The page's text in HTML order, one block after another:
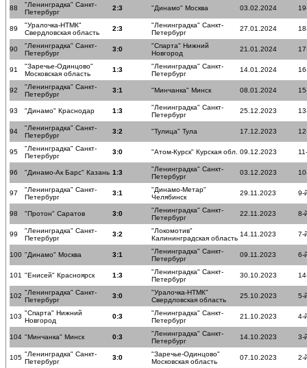
88
"Ленинградка" Санкт-
Петербург
2:3 "Динамо" Москва 03.02.2024
89
"Уралочка-НТМК"
Свердловская область
2:3
"Ленинградка" Санкт-
Петербург
27.01.2024
90
"Ленинградка" Санкт-
Петербург
3:0
"Спарта" Нижний
Новгород
21.01.2024
91
"Заречье-Одинцово"
Московская область
1:3
"Ленинградка" Санкт-
Петербург
14.01.2024
92
"Ленинградка" Санкт-
Петербург
3:1 "Минчанка" Минск 08.01.2024
93 "Динамо" Краснодар 1:3
"Ленинградка" Санкт-
Петербург
25.12.2023
94
"Ленинградка" Санкт-
Петербург
3:2 "Тулица" Тула 17.12.2023
95
"Ленинградка" Санкт-
Петербург
3:0 "Атом-Курск" Курская обл. 09.12.2023
96 "Динамо-Ак Барс" Казань 1:3
"Ленинградка" Санкт-
Петербург
03.12.2023
97
"Ленинградка" Санкт-
Петербург
3:1
"Динамо-Метар"
Челябинск
29.11.2023 9-
98 "Протон" Саратов 3:0
"Ленинградка" Санкт-
Петербург
22.11.2023 8-
99
"Ленинградка" Санкт-
Петербург
3:2
"Локомотив"
Калининградская область
14.11.2023 7-
100 "Динамо" Москва 3:1
"Ленинградка" Санкт-
Петербург
09.11.2023 6-
101 "Енисей" Красноярск 1:3
"Ленинградка" Санкт-
Петербург
30.10.2023
102 "Ленинградка" Санкт-
Петербург
3:0
"Уралочка-НТМК"
Свердловская область
25.10.2023 5-
103 "Спарта" Нижний
Новгород
0:3
"Ленинградка" Санкт-
Петербург
21.10.2023 4-
104 "Минчанка" Минск 0:3
"Ленинградка" Санкт-
Петербург
14.10.2023 3-
105 "Ленинградка" Санкт-
Петербург
3:0
"Заречье-Одинцово"
Московская область
07.10.2023 2-